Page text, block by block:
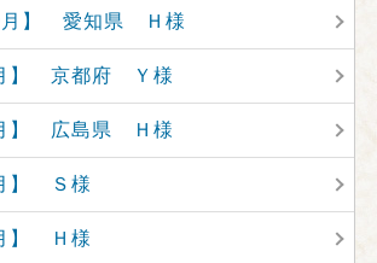
月】 愛知県 Ｈ様
】 京都府 Ｙ様
】 広島県 Ｈ様
】 Ｓ様
】 Ｈ様